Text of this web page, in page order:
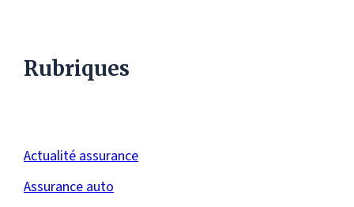
Rubriques
Actualité assurance
Assurance auto